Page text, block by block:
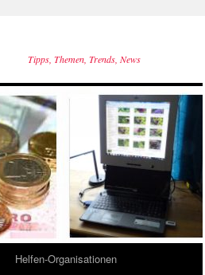
Tipps, Themen, Trends, News
Helfen-Organisationen